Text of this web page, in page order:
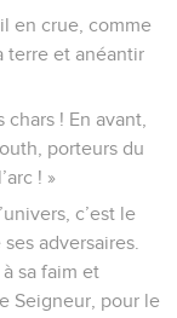
en crue, comme
terre et anéantir
! En avant,
porteurs du
! »
c’est le
adversaires.
sa faim et
Seigneur, pour le